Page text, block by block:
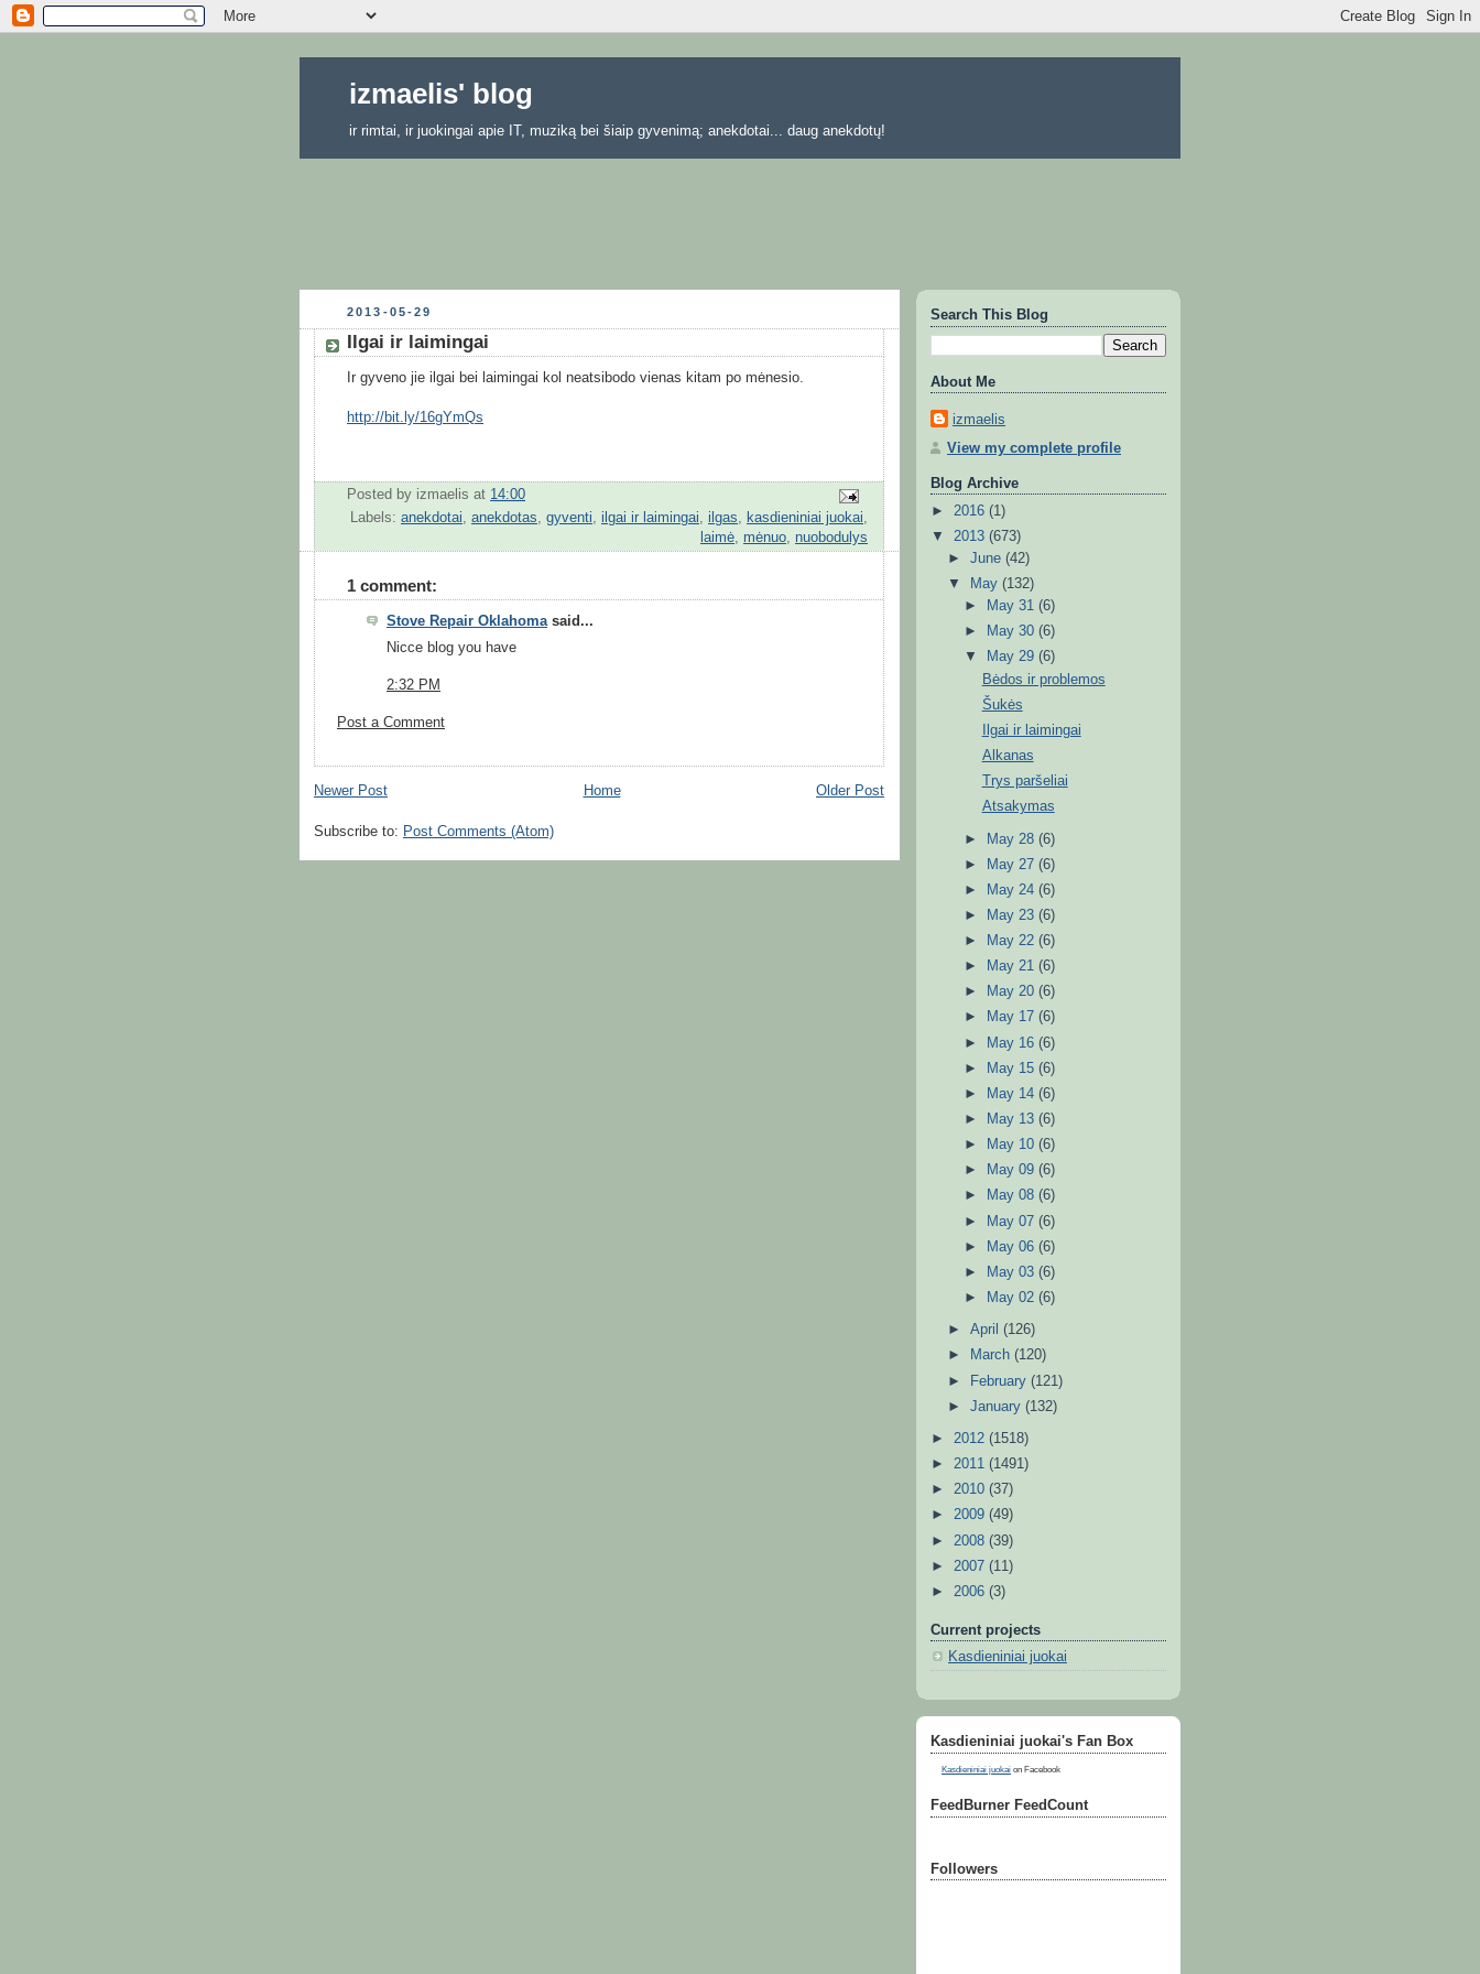
izmaelis' blog
ir rimtai, ir juokingai apie IT, muziką bei šiaip gyvenimą; anekdotai... daug anekdotų!
2013-05-29
Ilgai ir laimingai
Ir gyveno jie ilgai bei laimingai kol neatsibodo vienas kitam po mėnesio.
http://bit.ly/16gYmQs
Posted by izmaelis at 14:00
Labels: anekdotai anekdotas gyventi ilgai ir laimingai ilgas kasdieniniai juokai
laimė
mėnuo nuobodulys
1 comment:
Stove Repair Oklahoma said...
Nicce blog you have
2:32 PM
Post a Comment
Newer Post Older Post
Home
Subscribe to: Post Comments (Atom)
Search This Blog
About Me
izmaelis
View my complete profile
Blog Archive
► 2016 (1)
▼ 2013 (673)
►June(42)
▼
May(132)
►
May 31(6)
►
May 30(6)
▼
May 29(6)
Bėdos ir problemos
Šukės
Ilgai ir laimingai
Alkanas
Trys paršeliai
Atsakymas
► May 28(6)
►
May 27(6)
►
May 24(6)
►
May 23(6)
►
May 22(6)
►
May 21(6)
►
May 20(6)
►
May 17(6)
►
May 16(6)
►
May 15(6)
►
May 14(6)
►
May 13(6)
►
May 10(6)
►
May 09(6)
►
May 08(6)
►
May 07(6)
►
May 06(6)
►
May 03(6)
►
May 02(6)
►April(126)
►
March(120)
►
February(121)
►January(132)
► 2012 (1518)
► 2011 (1491)
► 2010 (37)
► 2009 (49)
► 2008 (39)
► 2007 (11)
► 2006 (3)
Current projects
Kasdieniniai juokai
Kasdieniniai juokai's Fan Box
Kasdieniniai juokai on Facebook
FeedBurner FeedCount
Followers